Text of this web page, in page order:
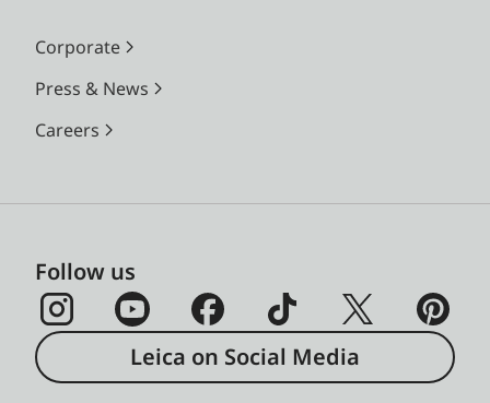
Corporate
Press & News
Careers
Follow us
Leica on Social Media